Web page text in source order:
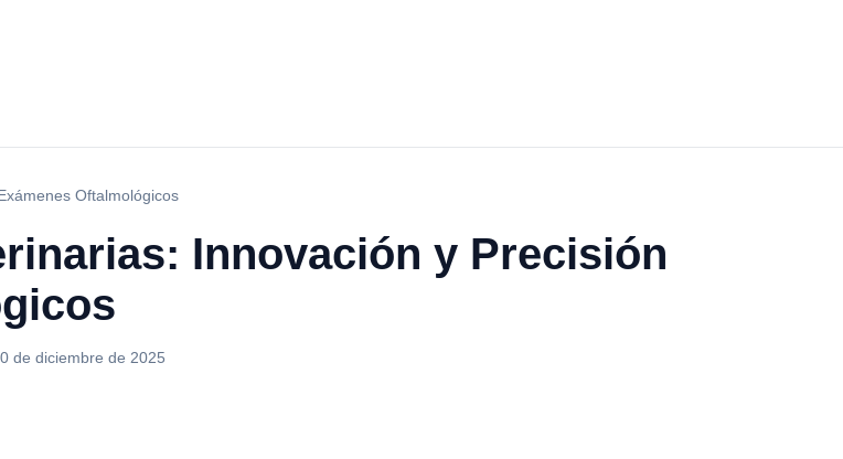
Oftalmológicos
Innovación y Precisión
de diciembre de 2025